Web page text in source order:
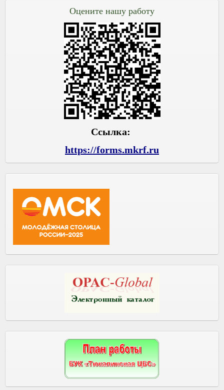
Оцените нашу работу
Ссылка:
https://forms.mkrf.ru